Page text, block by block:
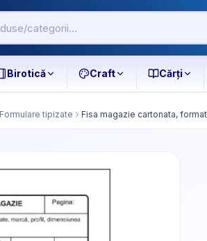
Birotică Craft Cărți
Formulare tipizate Fisa magazie cartonata,